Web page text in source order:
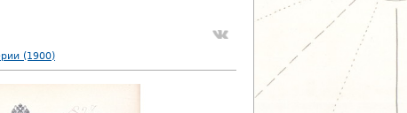
(1900)